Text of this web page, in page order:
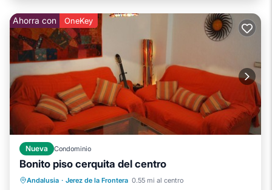
Ahorra con OneKey
Nueva Condominio
Bonito piso cerquita del centro
Andalusia · Jerez de la Frontera 0.55 mi al centro
Frente al mar Vista al mar